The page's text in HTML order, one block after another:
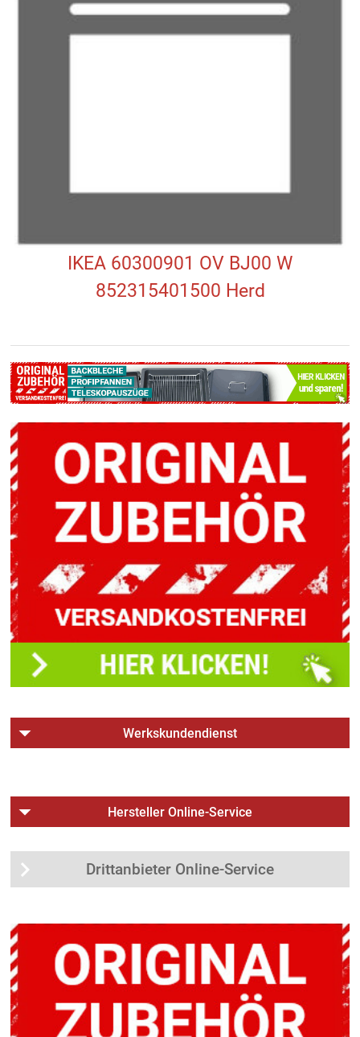
IKEA 60300901 OV BJ00 W
852315401500 Herd
Werkskundendienst
Hersteller Online-Service
Drittanbieter Online-Service